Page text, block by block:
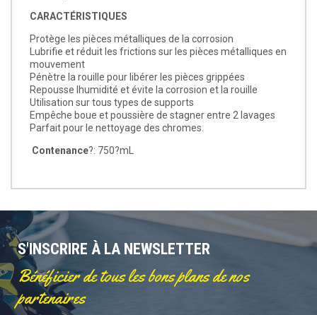
CARACTÉRISTIQUES
Protège les pièces métalliques de la corrosion
Lubrifie et réduit les frictions sur les pièces métalliques en
mouvement
Pénètre la rouille pour libérer les pièces grippées
Repousse lhumidité et évite la corrosion et la rouille
Utilisation sur tous types de supports
Empêche boue et poussière de stagner entre 2 lavages
Parfait pour le nettoyage des chromes.
Contenance?: 750?mL
S'INSCRIRE À LA NEWSLETTER
Bénéficier de tous les bons plans de nos
partenaires